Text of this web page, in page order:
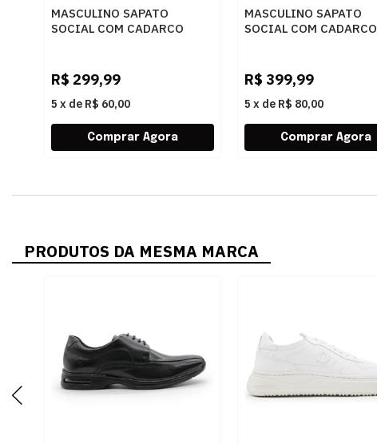
MASCULINO SAPATO
SOCIAL COM CADARCO
R$ 299,99
5 x de R$ 60,00
MASCULINO SAPATO
SOCIAL COM CADARCO
R$ 399,99
5 x de R$ 80,00
PRODUTOS DA MESMA MARCA